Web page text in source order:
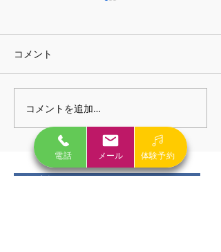
ピアノのレッスンの様子
です！かわいいですね～
コメント
コメントを追加…
電話 メール 体験予約